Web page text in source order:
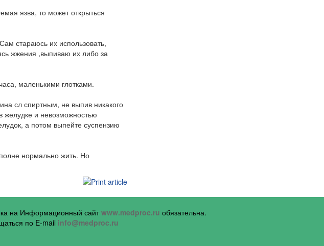
язва, то может открыться
стараюсь их использовать,
жжения ,выпиваю их либо за
маленькими глотками.
сл спиртным, не выпив никакого
желудке и невозможностью
а потом выпейте суспензию
нормально жить. Но
на Информационный сайтwww.medproc.ru обязательна.
по E-mail info@medproc.ru